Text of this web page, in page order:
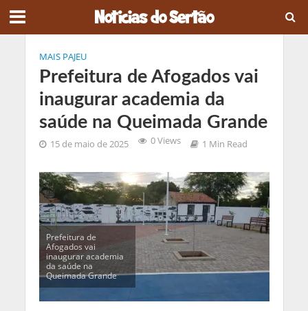
MAIS PAJEU
Prefeitura de Afogados vai
inaugurar academia da
saúde na Queimada Grande
15 de maio de 2025 0 Views 1 Min Read
Prefeitura de
Afogados vai
inaugurar academia
da saúde na
Queimada Grande